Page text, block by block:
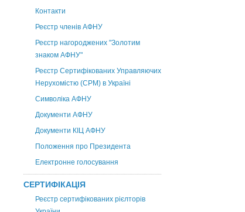
Контакти
Реєстр членів АФНУ
Реєстр нагороджених "Золотим
знаком АФНУ"
Реєстр Сертифікованих Управляючих
Нерухомістю (CPM) в Україні
Символіка АФНУ
Документи АФНУ
Документи КІЦ АФНУ
Положення про Президента
Електронне голосування
СЕРТИФІКАЦІЯ
Реєстр сертифікованих рієлторів